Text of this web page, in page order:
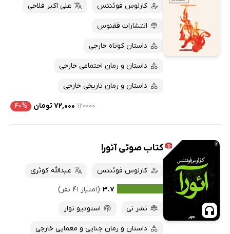
کارلوس فوئنتس علی اکبر فلاحی
انتشارات ققنوس
داستان کوتاه خارجی
داستان و رمان اجتماعی خارجی
داستان و رمان تاریخی خارجی
۱۲۰۰۰۰ ۷۲,۰۰۰ تومان ۴۰%
کتاب صوتی آئورا
کارلوس فوئنتس
عبدالله کوثری
۳.۷ (امتیاز ۴۱ نفر)
نشر نی
استودیو نوار
داستان و رمان جنایی و معمایی خارجی